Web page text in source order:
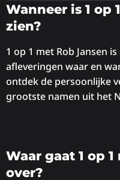
Lees
meer
Wanneer is 1 op
zien?
1 op 1 met Rob Jansen
afleveringen waar en
ontdek de persoonlijke
grootste namen uit het
Waar gaat 1 op
over?